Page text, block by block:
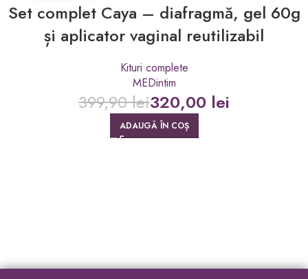
Set complet Caya – diafragmă, gel 60g
și aplicator vaginal reutilizabil
Kituri complete
MEDintim
399,90lei320,00 lei
ADAUGĂ ÎN COȘ